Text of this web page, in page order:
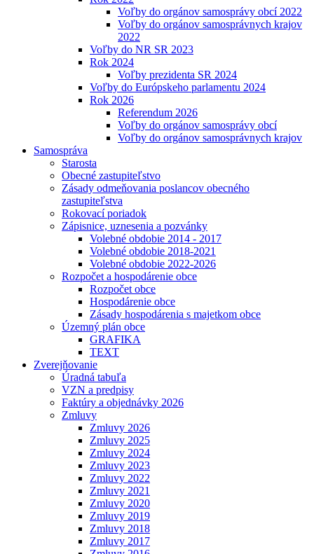
Voľby do orgánov samosprávy obcí 2022
Voľby do orgánov samosprávnych krajov
2022
Voľby do NR SR 2023
Rok 2024
Voľby prezidenta SR 2024
Voľby do Európskeho parlamentu 2024
Rok 2026
Referendum 2026
Voľby do orgánov samosprávy obcí
Voľby do orgánov samosprávnych krajov
Samospráva
Starosta
Obecné zastupiteľstvo
Zásady odmeňovania poslancov obecného
zastupiteľstva
Rokovací poriadok
Zápisnice, uznesenia a pozvánky
Volebné obdobie 2014 - 2017
Volebné obdobie 2018-2021
Volebné obdobie 2022-2026
Rozpočet a hospodárenie obce
Rozpočet obce
Hospodárenie obce
Zásady hospodárenia s majetkom obce
Územný plán obce
GRAFIKA
TEXT
Zverejňovanie
Úradná tabuľa
VZN a predpisy
Faktúry a objednávky 2026
Zmluvy
Zmluvy 2026
Zmluvy 2025
Zmluvy 2024
Zmluvy 2023
Zmluvy 2022
Zmluvy 2021
Zmluvy 2020
Zmluvy 2019
Zmluvy 2018
Zmluvy 2017